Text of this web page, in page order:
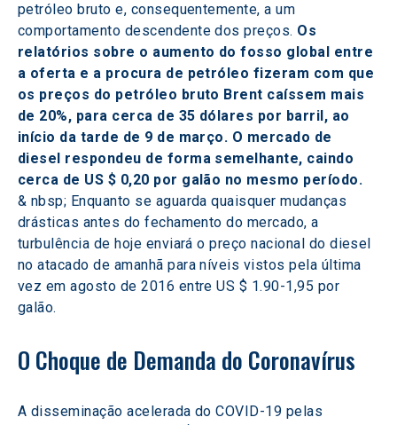
petróleo bruto e, consequentemente, a um
comportamento descendente dos preços. Os
relatórios sobre o aumento do fosso global entre
a oferta e a procura de petróleo fizeram com que
os preços do petróleo bruto Brent caíssem mais
de 20%, para cerca de 35 dólares por barril, ao
início da tarde de 9 de março. O mercado de
diesel respondeu de forma semelhante, caindo
cerca de US $ 0,20 por galão no mesmo período.
& nbsp; Enquanto se aguarda quaisquer mudanças
drásticas antes do fechamento do mercado, a
turbulência de hoje enviará o preço nacional do diesel
no atacado de amanhã para níveis vistos pela última
vez em agosto de 2016 entre US $ 1.90-1,95 por
galão.
O Choque de Demanda do Coronavírus
A disseminação acelerada do COVID-19 pelas